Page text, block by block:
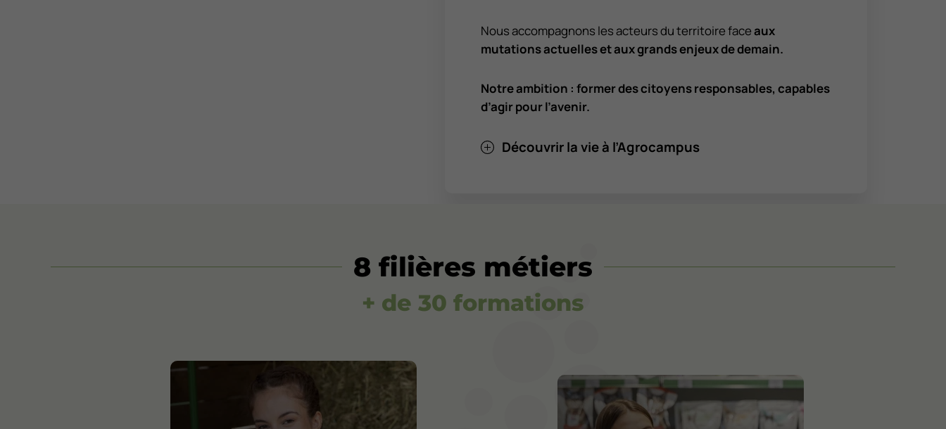
Nous accompagnons les acteurs du territoire faceaux
mutations actuelles et aux grands enjeux de demain.
Notre ambition : former des citoyens responsables, capables
d’agir pour l’avenir.
Découvrir la vie à l’Agrocampus
8 filières métiers
+ de 30 formations